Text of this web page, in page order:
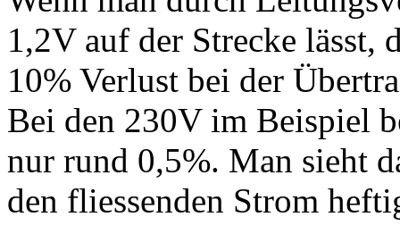
1,2V auf der Strecke lässt,
10% Verlust bei der
Bei den 230V im Beispiel
nur rund 0,5%. Man sieht
den fliessenden Strom